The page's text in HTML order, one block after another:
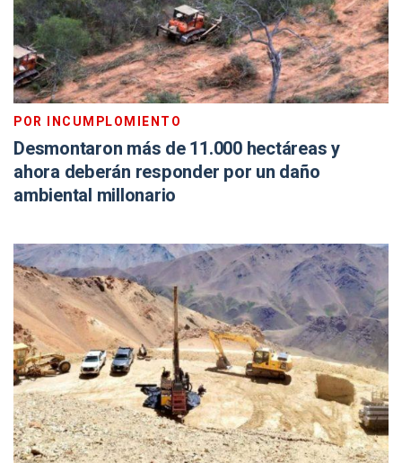
POR INCUMPLOMIENTO
Desmontaron más de 11.000 hectáreas y
ahora deberán responder por un daño
ambiental millonario